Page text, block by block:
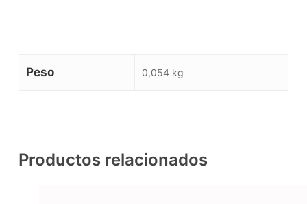
Peso 0,054 kg
Productos relacionados